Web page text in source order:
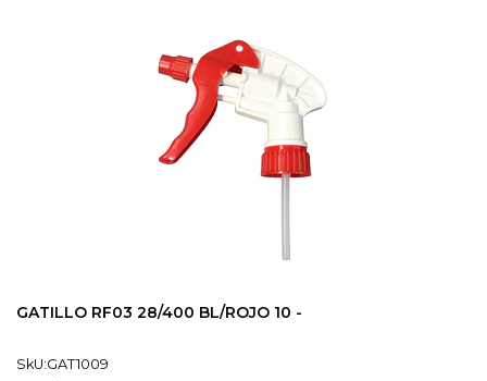
GATILLO RF03 28/400 BL/ROJO 10 -
SkU:GAT1009